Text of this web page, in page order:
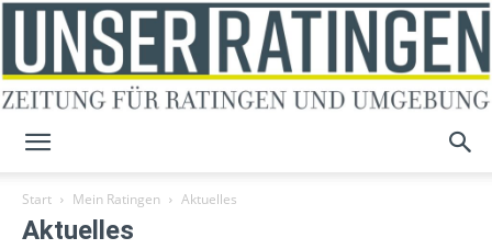
Start Mein Ratingen Aktuelles
Aktuelles